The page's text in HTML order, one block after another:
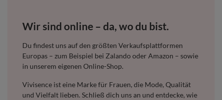
Wir sind online – da, wo du bist.
Du findest uns auf den größten Verkaufsplattformen
Europas – zum Beispiel bei Zalando oder Amazon – sowie
in unserem eigenen Online-Shop.
Vivisence ist eine Marke für Frauen, die Mode, Qualität
und Vielfalt lieben. Schließ dich uns an und entdecke, wie